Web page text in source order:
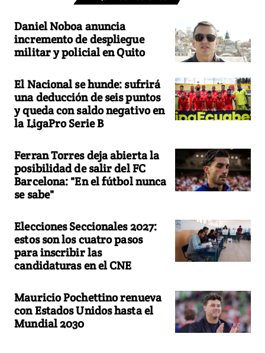
Daniel Noboa anuncia
incremento de despliegue
militar y policial en Quito
El Nacional se hunde: sufrirá
una deducción de seis puntos
y queda con saldo negativo en
la LigaPro Serie B
Ferran Torres deja abierta la
posibilidad de salir del FC
Barcelona: "En el fútbol nunca
se sabe"
Elecciones Seccionales 2027:
estos son los cuatro pasos
para inscribir las
candidaturas en el CNE
Mauricio Pochettino renueva
con Estados Unidos hasta el
Mundial 2030